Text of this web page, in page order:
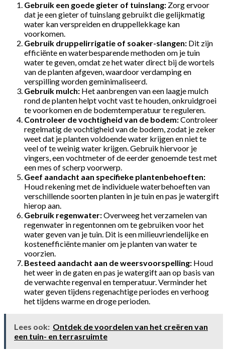
Gebruik een goede gieter of tuinslang: Zorg ervoor
dat je een gieter of tuinslang gebruikt die gelijkmatig
water kan verspreiden en druppellekkage kan
voorkomen.
Gebruik druppelirrigatie of soaker-slangen: Dit zijn
efficiënte en waterbesparende methoden om je tuin
water te geven, omdat ze het water direct bij de wortels
van de planten afgeven, waardoor verdamping en
verspilling worden geminimaliseerd.
Gebruik mulch: Het aanbrengen van een laagje mulch
rond de planten helpt vocht vast te houden, onkruidgroei
te voorkomen en de bodemtemperatuur te reguleren.
Controleer de vochtigheid van de bodem:Controleer
regelmatig de vochtigheid van de bodem, zodat je zeker
weet dat je planten voldoende water krijgen en niet te
veel of te weinig water krijgen. Gebruik hiervoor je
vingers, een vochtmeter of de eerder genoemde test met
een mes of scherp voorwerp.
Geef aandacht aan specifieke plantenbehoeften:
Houd rekening met de individuele waterbehoeften van
verschillende soorten planten in je tuin en pas je watergift
hierop aan.
Gebruik regenwater:Overweeg het verzamelen van
regenwater in regentonnen om te gebruiken voor het
water geven van je tuin. Dit is een milieuvriendelijke en
kostenefficiënte manier om je planten van water te
voorzien.
Besteed aandacht aan de weersvoorspelling: Houd
het weer in de gaten en pas je watergift aan op basis van
de verwachte regenval en temperatuur. Verminder het
water geven tijdens regenachtige periodes en verhoog
het tijdens warme en droge perioden.
Lees ook: Ontdek de voordelen van het creëren van
een tuin- en terrasruimte